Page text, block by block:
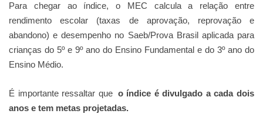
Para chegar ao índice, o MEC calcula a relação entre
rendimento escolar (taxas de aprovação, reprovação e
abandono) e desempenho no Saeb/Prova Brasil aplicada para
crianças do 5º e 9º ano do Ensino Fundamental e do 3º ano do
Ensino Médio.
É importante ressaltar que o índice é divulgado a cada dois
anos e tem metas projetadas.